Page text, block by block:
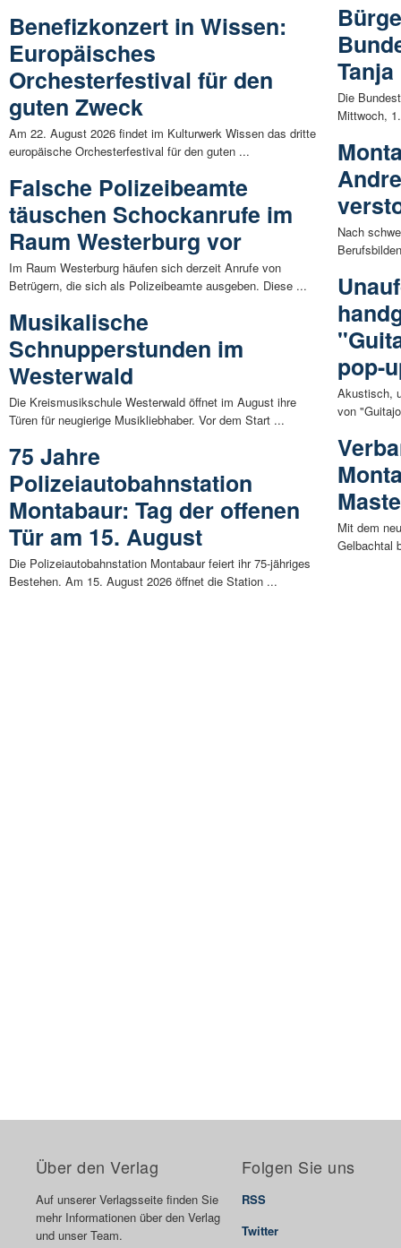
Benefizkonzert in Wissen:
Europäisches
Orchesterfestival für den
guten Zweck
Am 22. August 2026 findet im Kulturwerk Wissen das dritte
europäische Orchesterfestival für den guten ...
Falsche Polizeibeamte
täuschen Schockanrufe im
Raum Westerburg vor
Im Raum Westerburg häufen sich derzeit Anrufe von
Betrügern, die sich als Polizeibeamte ausgeben. Diese ...
Musikalische
Schnupperstunden im
Westerwald
Die Kreismusikschule Westerwald öffnet im August ihre
Türen für neugierige Musikliebhaber. Vor dem Start ...
75 Jahre
Polizeiautobahnstation
Montabaur: Tag der offenen
Tür am 15. August
Die Polizeiautobahnstation Montabaur feiert ihr 75-jähriges
Bestehen. Am 15. August 2026 öffnet die Station ...
Die
Mittwoch,
Nach
pop-
Akustisch,
von
Mit dem
Gelbachtal
Über den Verlag
Auf unserer Verlagsseite finden Sie
mehr Informationen über den Verlag
und unser Team.
Folgen Sie uns
RSS
Twitter